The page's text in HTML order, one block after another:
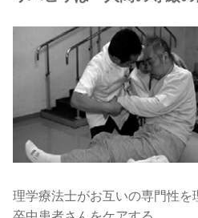
理学療法士がお互いの専門性